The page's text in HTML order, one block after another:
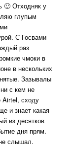
🙂 Отходняк у
глупым
С Госвами
раз
чмоки в
в нескольких
Зазывалы
с кем не
Airtel, сходу
и знает какая
из десятков
дня прям.
слышал.